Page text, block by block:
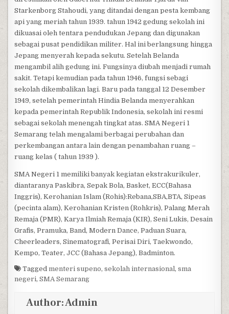
Starkenborg Stahoudi, yang ditandai dengan pesta kembang
api yang meriah tahun 1939. tahun 1942 gedung sekolah ini
dikuasai oleh tentara pendudukan Jepang dan digunakan
sebagai pusat pendidikan militer. Hal ini berlangsung hingga
Jepang menyerah kepada sekutu. Setelah Belanda
mengambil alih gedung ini. Fungsinya diubah menjadi rumah
sakit. Tetapi kemudian pada tahun 1946, fungsi sebagi
sekolah dikembalikan lagi. Baru pada tanggal 12 Desember
1949, setelah pemerintah Hindia Belanda menyerahkan
kepada pemerintah Republik Indonesia, sekolah ini resmi
sebagai sekolah menengah tingkat atas. SMA Negeri 1
Semarang telah mengalami berbagai perubahan dan
perkembangan antara lain dengan penambahan ruang –
ruang kelas ( tahun 1939 ).
SMA Negeri 1 memiliki banyak kegiatan ekstrakurikuler,
diantaranya Paskibra, Sepak Bola, Basket, ECC(Bahasa
Inggris), Kerohanian Islam (Rohis):Rebana,SBA,BTA, Sipeas
(pecinta alam), Kerohanian Kristen (Rohkris), Palang Merah
Remaja (PMR), Karya Ilmiah Remaja (KIR), Seni Lukis, Desain
Grafis, Pramuka, Band, Modern Dance, Paduan Suara,
Cheerleaders, Sinematografi, Perisai Diri, Taekwondo,
Kempo, Teater, JCC (Bahasa Jepang), Badminton.
Tagged menteri supeno,sekolah internasional,sma
negeri,SMA Semarang
Author:Admin